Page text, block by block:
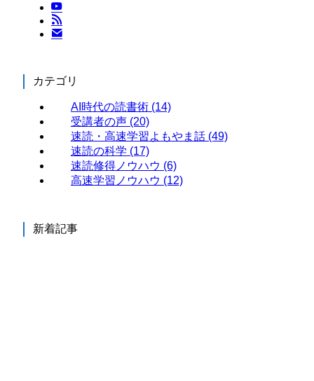
カテゴリ
AI時代の読書術 (14)
受講者の声 (20)
速読・高速学習よもやま話 (49)
速読の科学 (17)
速読修得ノウハウ (6)
高速学習ノウハウ (12)
新着記事